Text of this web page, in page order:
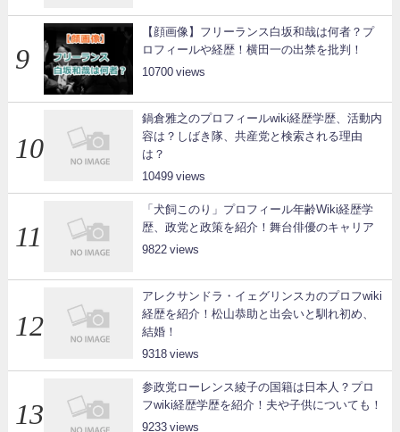
【顔画像】フリーランス白坂和哉は何者？プ
ロフィールや経歴！横田一の出禁を批判！
10700
鍋倉雅之のプロフィールwiki経歴学歴、活動内
容は？しばき隊、共産党と検索される理由
は？
10499
「犬飼このり」プロフィール年齢Wiki経歴学
歴、政党と政策を紹介！舞台俳優のキャリア
9822
アレクサンドラ・イェグリンスカのプロフwiki
経歴を紹介！松山恭助と出会いと馴れ初め、
結婚！
9318
参政党ローレンス綾子の国籍は日本人？プロ
フwiki経歴学歴を紹介！夫や子供についても！
9233